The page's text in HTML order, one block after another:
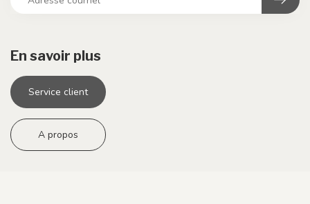
En savoir plus
Service client
A propos